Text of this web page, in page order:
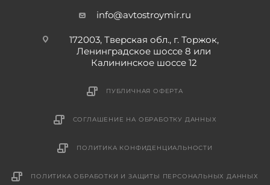
info@avtostroymir.ru
172003, Тверская обл., г. Торжок,
Ленинградское шоссе 8 или
Калининское шоссе 12
ПУБЛИЧНАЯ ОФЕРТА
СОГЛАШЕНИЕ НА ОБРАБОТКУ ДАННЫХ
ПОЛИТИКА КОНФИДЕНЦИАЛЬНОСТИ
ПОЛИТИКА ОБРАБОТКИ И ЗАЩИТЫ ПЕРСОНАЛЬНЫХ ДАННЫХ